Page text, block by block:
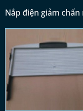
Nắp điện giảm chấn